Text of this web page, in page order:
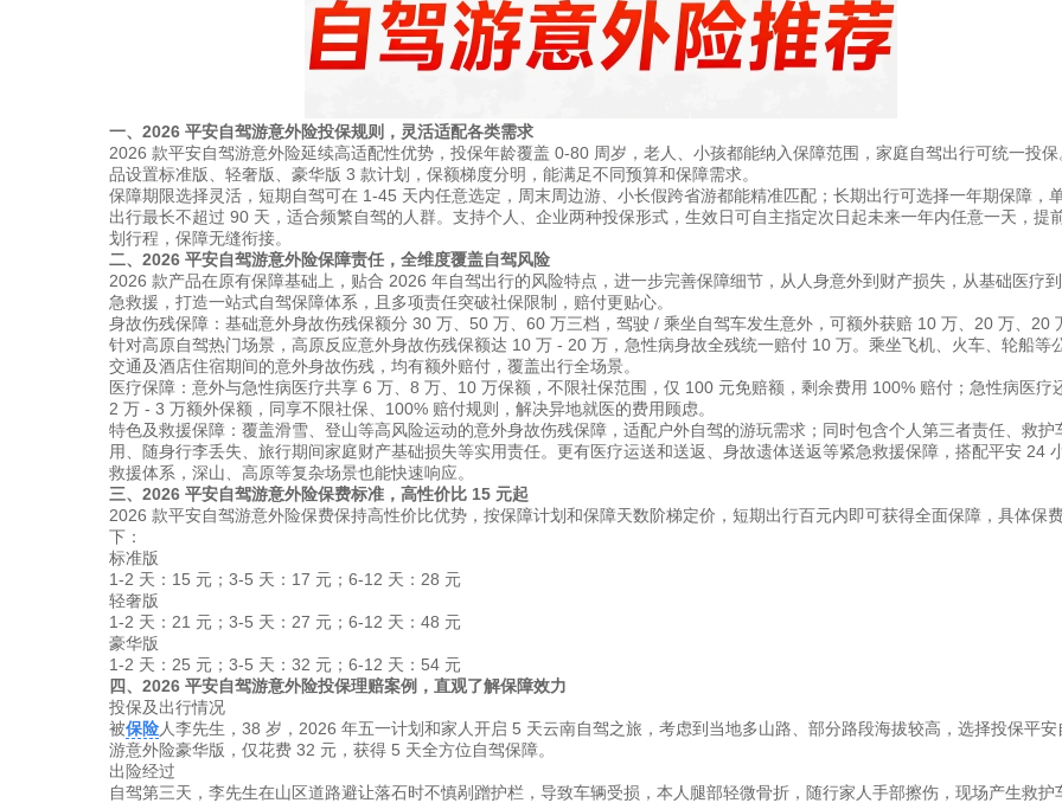
一、2026 平安自驾游意外险投保规则，灵活适配各类需求
2026 款平安自驾游意外险延续高适配性优势，投保年龄覆盖 0-80 周岁，老人、小孩都能纳入保障范围，家庭自驾出行可统一投保
品设置标准版、轻奢版、豪华版 3 款计划，保额梯度分明，能满足不同预算和保障需求。
保障期限选择灵活，短期自驾可在 1-45 天内任意选定，周末周边游、小长假跨省游都能精准匹配；长期出行可选择一年期保障，
出行最长不超过 90 天，适合频繁自驾的人群。支持个人、企业两种投保形式，生效日可自主指定次日起未来一年内任意一天，提
划行程，保障无缝衔接。
二、2026 平安自驾游意外险保障责任，全维度覆盖自驾风险
2026 款产品在原有保障基础上，贴合 2026 年自驾出行的风险特点，进一步完善保障细节，从人身意外到财产损失，从基础医疗
急救援，打造一站式自驾保障体系，且多项责任突破社保限制，赔付更贴心。
身故伤残保障：基础意外身故伤残保额分 30 万、50 万、60 万三档，驾驶 / 乘坐自驾车发生意外，可额外获赔 10 万、20 万、20
针对高原自驾热门场景，高原反应意外身故伤残保额达 10 万 - 20 万，急性病身故全残统一赔付 10 万。乘坐飞机、火车、轮船等
交通及酒店住宿期间的意外身故伤残，均有额外赔付，覆盖出行全场景。
医疗保障：意外与急性病医疗共享 6 万、8 万、10 万保额，不限社保范围，仅 100 元免赔额，剩余费用 100% 赔付；急性病医疗
2 万 - 3 万额外保额，同享不限社保、100% 赔付规则，解决异地就医的费用顾虑。
特色及救援保障：覆盖滑雪、登山等高风险运动的意外身故伤残保障，适配户外自驾的游玩需求；同时包含个人第三者责任、救护
用、随身行李丢失、旅行期间家庭财产基础损失等实用责任。更有医疗运送和送返、身故遗体送返等紧急救援保障，搭配平安 24
救援体系，深山、高原等复杂场景也能快速响应。
三、2026 平安自驾游意外险保费标准，高性价比 15 元起
2026 款平安自驾游意外险保费保持高性价比优势，按保障计划和保障天数阶梯定价，短期出行百元内即可获得全面保障，具体保
下：
标准版
1-2 天：15 元；3-5 天：17 元；6-12 天：28 元
轻奢版
1-2 天：21 元；3-5 天：27 元；6-12 天：48 元
豪华版
1-2 天：25 元；3-5 天：32 元；6-12 天：54 元
四、2026 平安自驾游意外险投保理赔案例，直观了解保障效力
投保及出行情况
被保险人李先生，38 岁，2026 年五一计划和家人开启 5 天云南自驾之旅，考虑到当地多山路、部分路段海拔较高，选择投保平安
游意外险豪华版，仅花费 32 元，获得 5 天全方位自驾保障。
出险经过
自驾第三天，李先生在山区道路避让落石时不慎剐蹭护栏，导致车辆受损，本人腿部轻微骨折，随行家人手部擦伤，现场产生救护